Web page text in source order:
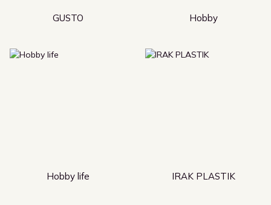
GUSTO Hobby
Hobby life IRAK PLASTIK